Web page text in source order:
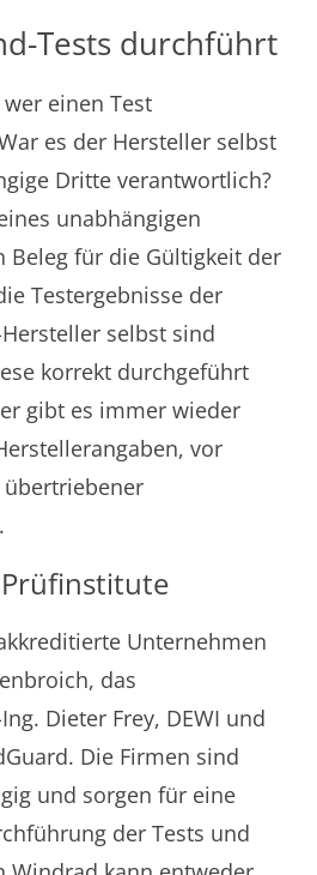
Tests durchführt
einen Test
es der Hersteller selbst
Dritte verantwortlich?
unabhängigen
Beleg für die Gültigkeit der
Testergebnisse der
selbst sind
korrekt durchgeführt
gibt es immer wieder
vor
Unternehmen
das
Dieter Frey, DEWI und
Die Firmen sind
und sorgen für eine
der Tests und